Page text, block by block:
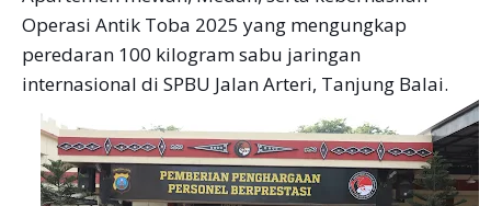
Operasi Antik Toba 2025 yang mengungkap
peredaran 100 kilogram sabu jaringan
internasional di SPBU Jalan Arteri, Tanjung Balai.